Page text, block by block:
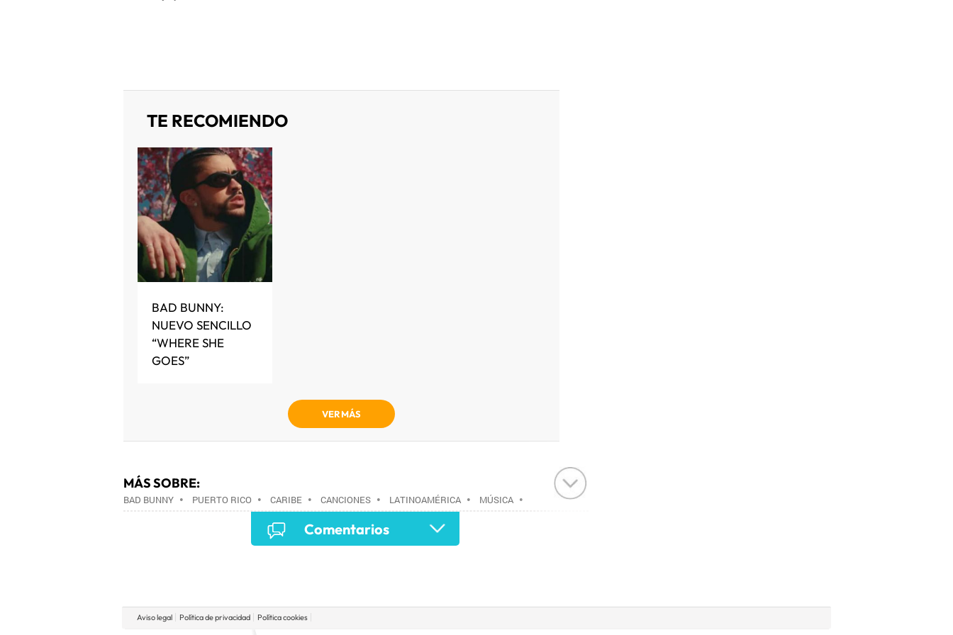
TE RECOMIENDO
BAD BUNNY:
NUEVO SENCILLO
“WHERE SHE
GOES”
VER MÁS
MÁS SOBRE:
BAD BUNNY• PUERTO RICO • CARIBE• CANCIONES• LATINOAMÉRICA• MÚSICA•
Comentarios
Aviso legal Política de privacidad Política cookies